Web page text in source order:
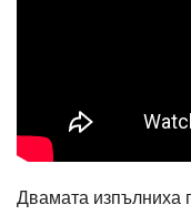
Двамата изпълниха